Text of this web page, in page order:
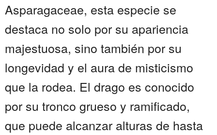
Asparagaceae, esta especie se
destaca no solo por su apariencia
majestuosa, sino también por su
longevidad y el aura de misticismo
que la rodea. El drago es conocido
por su tronco grueso y ramificado,
que puede alcanzar alturas de hasta